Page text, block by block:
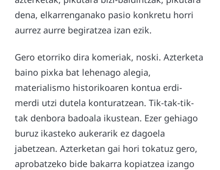
dena, elkarrenganako pasio konkretu horri
aurrez aurre begiratzea izan ezik.
Gero etorriko dira komeriak, noski. Azterketa
baino pixka bat lehenago alegia,
materialismo historikoaren kontua erdi-
merdi utzi dutela konturatzean. Tik-tak-tik-
tak denbora badoala ikustean. Ezer gehiago
buruz ikasteko aukerarik ez dagoela
jabetzean. Azterketan gai hori tokatuz gero,
aprobatzeko bide bakarra kopiatzea izango